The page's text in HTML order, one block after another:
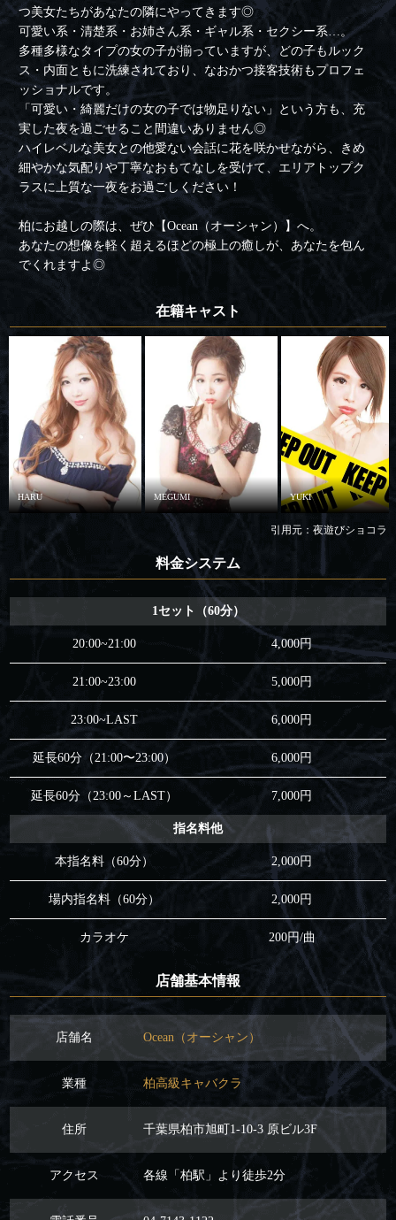
つ美女たちがあなたの隣にやってきます◎
可愛い系・清楚系・お姉さん系・ギャル系・セクシー系…。
多種多様なタイプの女の子が揃っていますが、どの子もルック
ス・内面ともに洗練されており、なおかつ接客技術もプロフェ
ッショナルです。
「可愛い・綺麗だけの女の子では物足りない」という方も、充
実した夜を過ごせること間違いありません◎
ハイレベルな美女との他愛ない会話に花を咲かせながら、きめ
細やかな気配りや丁寧なおもてなしを受けて、エリアトップク
ラスに上質な一夜をお過ごしください！
柏にお越しの際は、ぜひ【Ocean（オーシャン）】へ。
あなたの想像を軽く超えるほどの極上の癒しが、あなたを包ん
でくれますよ◎
在籍キャスト
HARU MEGUMI YUKI
引用元：夜遊びショコラ
料金システム
1セット（60分）
20:00~21:00 4,000円
21:00~23:00 5,000円
23:00~LAST 6,000円
延長60分（21:00〜23:00） 6,000円
延長60分（23:00～LAST） 7,000円
指名料他
本指名料（60分） 2,000円
場内指名料（60分） 2,000円
カラオケ 200円/曲
店舗基本情報
店舗名 Ocean（オーシャン）
業種 柏高級キャバクラ
住所 千葉県柏市旭町1-10-3 原ビル3F
アクセス 各線「柏駅」より徒歩2分